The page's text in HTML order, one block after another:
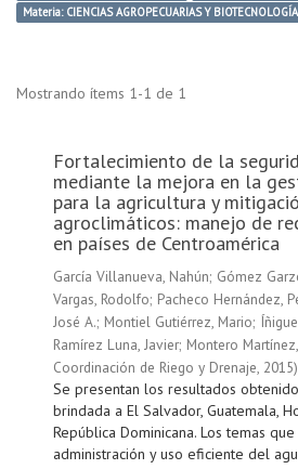
Materia: CIENCIAS AGROPECUARIAS Y
Mostrando ítems 1-1 de 1
Fortalecimiento de la
mediante la mejora en la
para la agricultura y
agroclimáticos: manejo de
en países de Centroamérica
García Villanueva, Nahún; Gómez
Vargas, Rodolfo; Pacheco Hernández,
José A.; Montiel Gutiérrez, Mario;
Ramírez Luna, Javier; Montero
Coordinación de Riego y Drenaje, 2015)
Se presentan los resultados
brindada a El Salvador, Guatemala,
República Dominicana. Los temas
administración y uso eficiente del